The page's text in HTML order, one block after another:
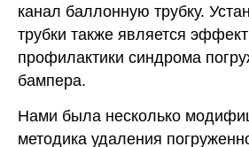
канал баллонную трубку.
трубки также является
профилактики синдрома
бампера.
Нами была несколько
методика удаления